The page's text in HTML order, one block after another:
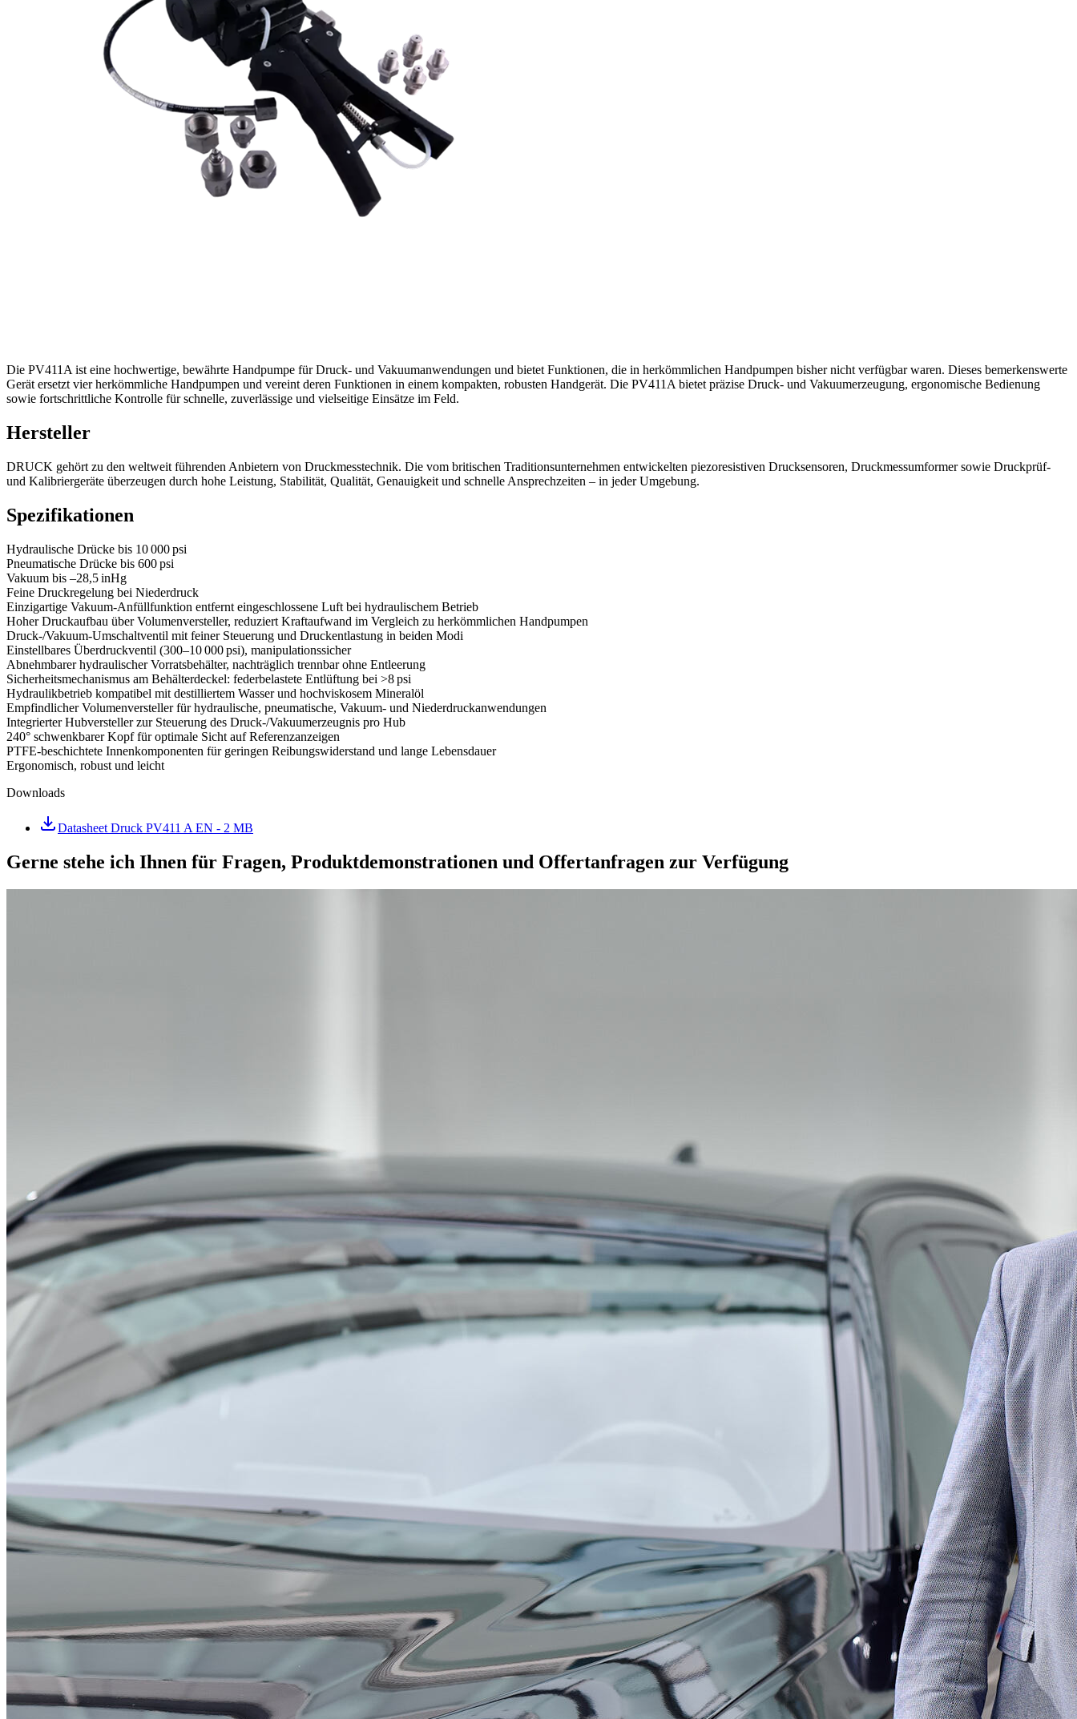
Die PV411A ist eine hochwertige, bewährte Handpumpe für Druck- und Vakuumanwendungen und bietet Funktionen, die in herkömmlichen Handpumpen bisher nicht verfügbar waren. Dieses bemerkenswerte
Gerät ersetzt vier herkömmliche Handpumpen und vereint deren Funktionen in einem kompakten, robusten Handgerät. Die PV411A bietet präzise Druck- und Vakuumerzeugung, ergonomische Bedienung
sowie fortschrittliche Kontrolle für schnelle, zuverlässige und vielseitige Einsätze im Feld.
Hersteller
DRUCK gehört zu den weltweit führenden Anbietern von Druckmesstechnik. Die vom britischen Traditionsunternehmen entwickelten piezoresistiven Drucksensoren, Druckmessumformer sowie Druckprüf-
und Kalibriergeräte überzeugen durch hohe Leistung, Stabilität, Qualität, Genauigkeit und schnelle Ansprechzeiten – in jeder Umgebung.
Spezifikationen
Hydraulische Drücke bis 10 000 psi
Pneumatische Drücke bis 600 psi
Vakuum bis –28,5 inHg
Feine Druckregelung bei Niederdruck
Einzigartige Vakuum-Anfüllfunktion entfernt eingeschlossene Luft bei hydraulischem Betrieb
Hoher Druckaufbau über Volumenversteller, reduziert Kraftaufwand im Vergleich zu herkömmlichen Handpumpen
Druck-/Vakuum-Umschaltventil mit feiner Steuerung und Druckentlastung in beiden Modi
Einstellbares Überdruckventil (300–10 000 psi), manipulationssicher
Abnehmbarer hydraulischer Vorratsbehälter, nachträglich trennbar ohne Entleerung
Sicherheitsmechanismus am Behälterdeckel: federbelastete Entlüftung bei >8 psi
Hydraulikbetrieb kompatibel mit destilliertem Wasser und hochviskosem Mineralöl
Empfindlicher Volumenversteller für hydraulische, pneumatische, Vakuum- und Niederdruckanwendungen
Integrierter Hubversteller zur Steuerung des Druck-/Vakuumerzeugnis pro Hub
240° schwenkbarer Kopf für optimale Sicht auf Referenzanzeigen
PTFE-beschichtete Innenkomponenten für geringen Reibungswiderstand und lange Lebensdauer
Ergonomisch, robust und leicht
Downloads
Datasheet Druck PV411 A EN - 2 MB
Gerne stehe ich Ihnen für Fragen, Produktdemonstrationen und Offertanfragen zur Verfügung